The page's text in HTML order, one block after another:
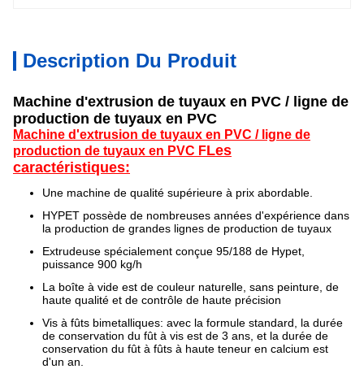
Description Du Produit
Machine d'extrusion de tuyaux en PVC / ligne de
production de tuyaux en PVC
Machine d'extrusion de tuyaux en PVC / ligne de
production de tuyaux en PVC FLes
caractéristiques:
Une machine de qualité supérieure à prix abordable.
HYPET possède de nombreuses années d'expérience dans
la production de grandes lignes de production de tuyaux
Extrudeuse spécialement conçue 95/188 de Hypet,
puissance 900 kg/h
La boîte à vide est de couleur naturelle, sans peinture, de
haute qualité et de contrôle de haute précision
Vis à fûts bimetalliques: avec la formule standard, la durée
de conservation du fût à vis est de 3 ans, et la durée de
conservation du fût à fûts à haute teneur en calcium est
d'un an.